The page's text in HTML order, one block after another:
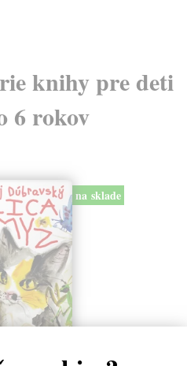
knihy pre deti
6 rokov
na sklade